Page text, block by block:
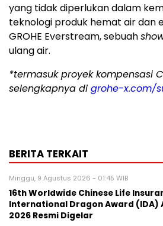
yang tidak diperlukan dalam
teknologi produk hemat air dan
GROHE Everstream, sebuah
ulang air.
*termasuk proyek kompensasi
selengkapnya di grohe-x.com/
BERITA TERKAIT
Minggu, 9 Agustus 2026 - 01:45 WIB
16th Worldwide Chinese Life
International Dragon Award (IDA)
2026 Resmi Digelar